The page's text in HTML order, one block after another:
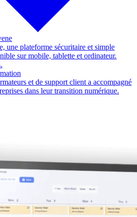
une plateforme sécuritaire et simple
sur mobile, tablette et ordinateur.
et de support client a accompagné
dans leur transition numérique.